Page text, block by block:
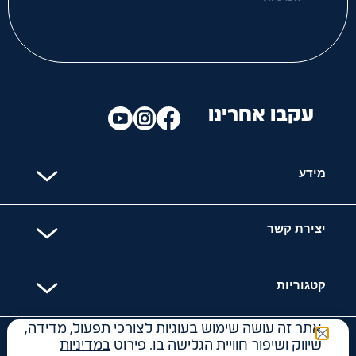
מידע
יצירת קשר
קטגוריות
עקבו אחרינו
האתר מאובטח עם
אתר זה עושה שימוש בעוגיות לצורכי תפעול, מדידה,
שיווק ושיפור חוויית הגלישה בו. פירוט במדיניות